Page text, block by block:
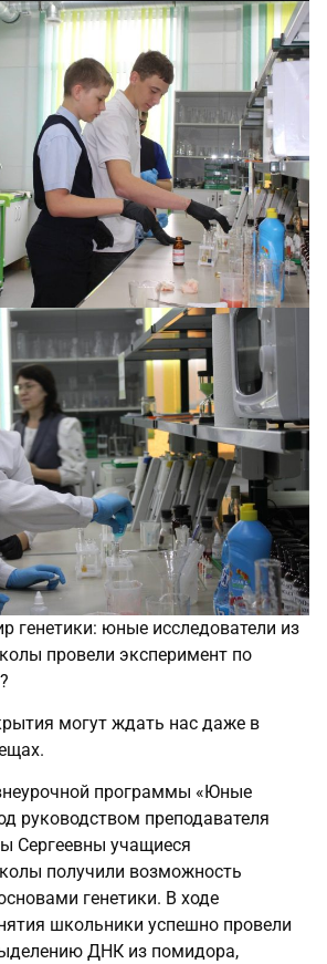
генетики: юные исследователи из
провели эксперимент по
могут ждать нас даже в
программы «Юные
руководством преподавателя
Сергеевны учащиеся
получили возможность
генетики. В ходе
школьники успешно провели
ДНК из помидора,